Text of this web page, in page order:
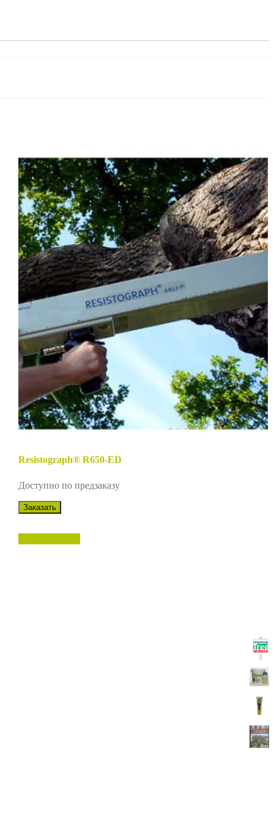
Resistograph® R650-ED
Доступно по предзаказу
Заказать